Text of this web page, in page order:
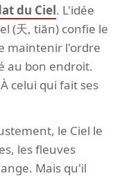
du Ciel. L'idée
(天, tiān) confie le
maintenir l'ordre
au bon endroit.
celui qui fait ses
le Ciel le
les fleuves
Mais qu'il